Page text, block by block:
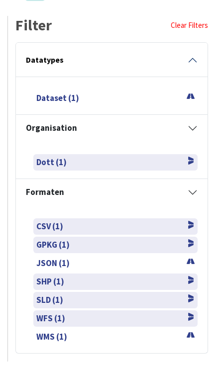
Filter Clear Filters
Datatypes
Dataset (1)
Organisation
Dott (1)
Formaten
CSV (1)
GPKG (1)
JSON (1)
SHP (1)
SLD (1)
WFS (1)
WMS (1)